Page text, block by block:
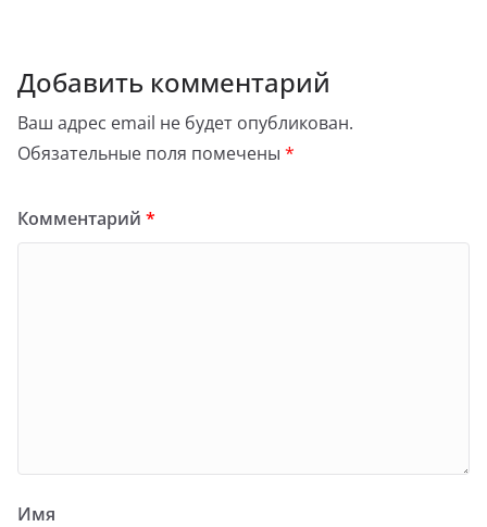
Добавить комментарий
Ваш адрес email не будет опубликован.
Обязательные поля помечены *
Комментарий *
Имя